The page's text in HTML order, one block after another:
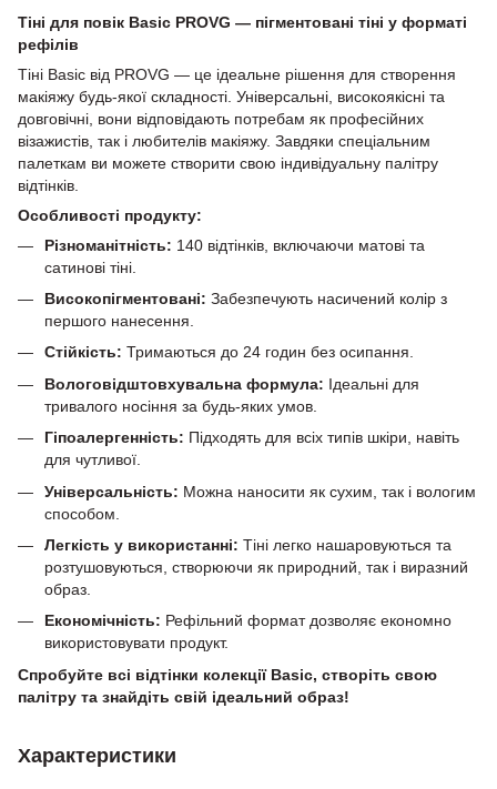
Тіні для повік Basic PROVG — пігментовані тіні у форматі
рефілів
Тіні Basic від PROVG — це ідеальне рішення для створення
макіяжу будь-якої складності. Універсальні, високоякісні та
довговічні, вони відповідають потребам як професійних
візажистів, так і любителів макіяжу. Завдяки спеціальним
палеткам ви можете створити свою індивідуальну палітру
відтінків.
Особливості продукту:
Різноманітність: 140 відтінків, включаючи матові та
сатинові тіні.
Високопігментовані: Забезпечують насичений колір з
першого нанесення.
Стійкість: Тримаються до 24 годин без осипання.
Вологовідштовхувальна формула: Ідеальні для
тривалого носіння за будь-яких умов.
Гіпоалергенність: Підходять для всіх типів шкіри, навіть
для чутливої.
Універсальність: Можна наносити як сухим, так і вологим
способом.
Легкість у використанні: Тіні легко нашаровуються та
розтушовуються, створюючи як природний, так і виразний
образ.
Економічність: Рефільний формат дозволяє економно
використовувати продукт.
Спробуйте всі відтінки колекції Basic, створіть свою
палітру та знайдіть свій ідеальний образ!
Характеристики